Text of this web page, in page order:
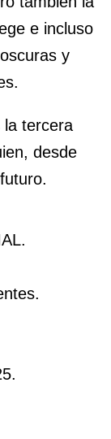
e incluso
y
la tercera
desde